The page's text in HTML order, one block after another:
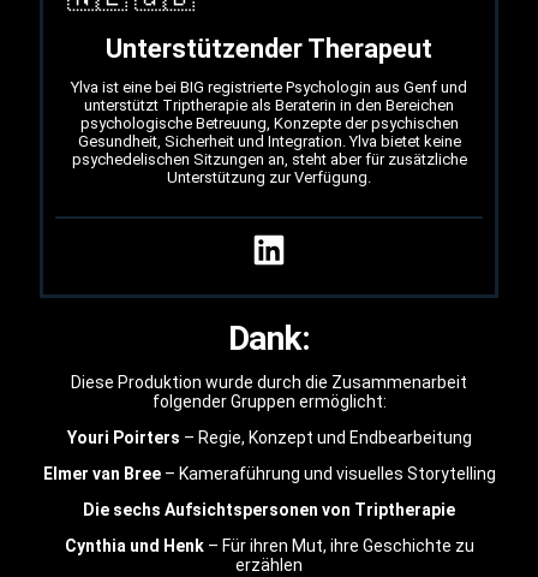
Unterstützender Therapeut
Ylva ist eine bei BIG registrierte Psychologin aus Genf und
unterstützt Triptherapie als Beraterin in den Bereichen
psychologische Betreuung, Konzepte der psychischen
Gesundheit, Sicherheit und Integration. Ylva bietet keine
psychedelischen Sitzungen an, steht aber für zusätzliche
Unterstützung zur Verfügung.
Dank:
Diese Produktion wurde durch die Zusammenarbeit
folgender Gruppen ermöglicht:
Youri Poirters – Regie, Konzept und Endbearbeitung
Elmer van Bree– Kameraführung und visuelles Storytelling
Die sechs Aufsichtspersonen von Triptherapie
Cynthia und Henk– Für ihren Mut, ihre Geschichte zu
erzählen